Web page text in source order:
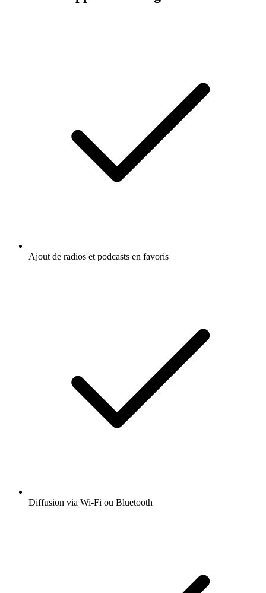
Ajout de radios et podcasts en favoris
Diffusion via Wi-Fi ou Bluetooth